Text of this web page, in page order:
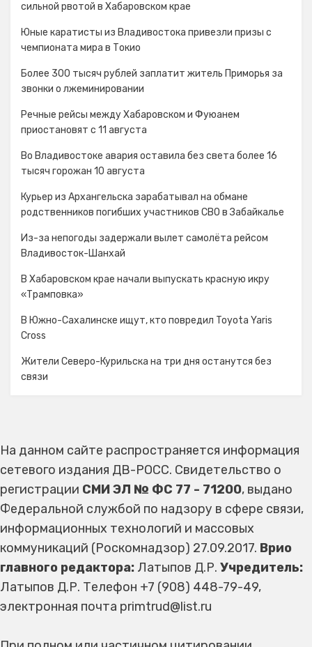
сильной рвотой в Хабаровском крае
Юные каратисты из Владивостока привезли призы с
чемпионата мира в Токио
Более 300 тысяч рублей заплатит житель Приморья за
звонки о лжеминировании
Речные рейсы между Хабаровском и Фуюанем
приостановят с 11 августа
Во Владивостоке авария оставила без света более 16
тысяч горожан 10 августа
Курьер из Архангельска зарабатывал на обмане
родственников погибших участников СВО в Забайкалье
Из-за непогоды задержали вылет самолёта рейсом
Владивосток-Шанхай
В Хабаровском крае начали выпускать красную икру
«Трамповка»
В Южно-Сахалинске ищут, кто повредил Toyota Yaris
Cross
Жители Северо-Курильска на три дня останутся без
связи
На данном сайте распространяется информация
сетевого издания ДВ-РОСС. Свидетельство о
регистрации СМИ ЭЛ № ФС 77 - 71200, выдано
Федеральной службой по надзору в сфере связи,
информационных технологий и массовых
коммуникаций (Роскомнадзор) 27.09.2017. Врио
главного редактора: Латыпов Д.Р. Учредитель:
Латыпов Д.Р. Телефон +7 (908) 448-79-49,
электронная почта primtrud@list.ru